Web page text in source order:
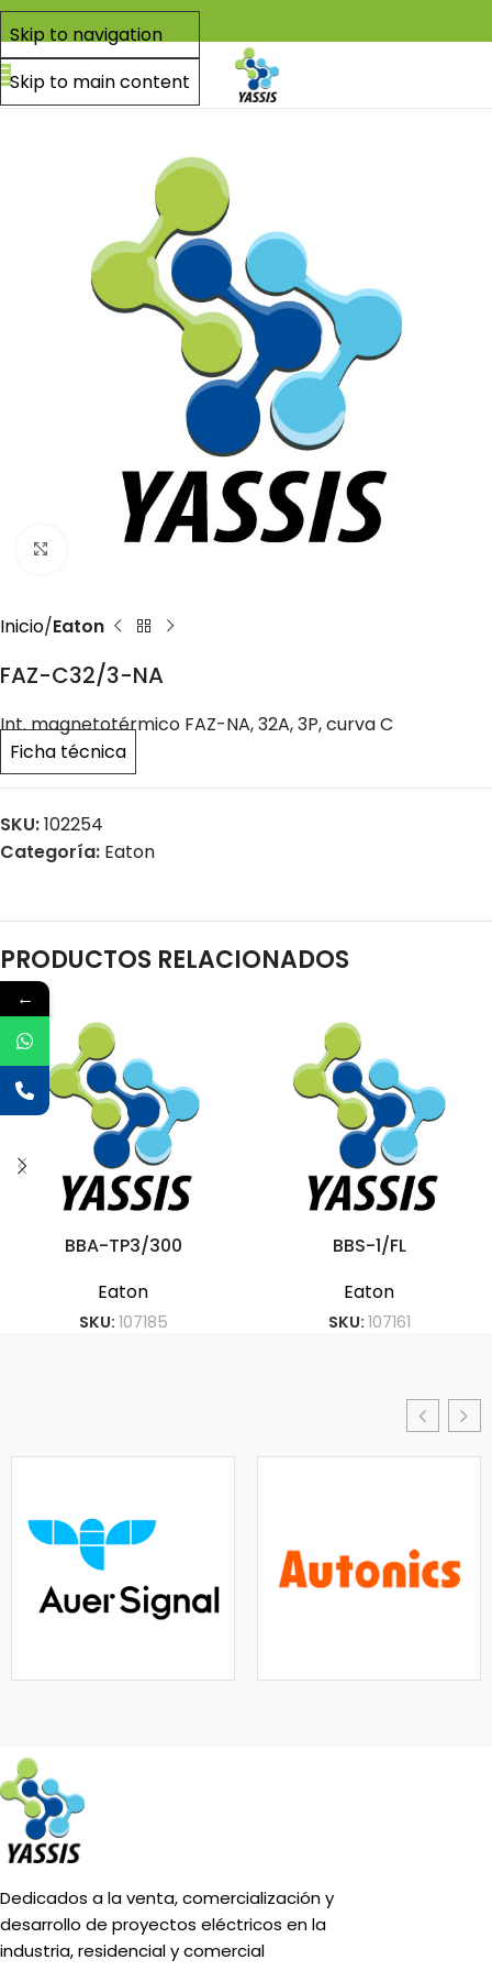
Skip to navigation
Skip to main content
Click to enlarge
Inicio Eaton
FAZ-C32/3-NA
Int. magnetotérmico FAZ-NA, 32A, 3P, curva C
Ficha técnica
SKU:102254
Categoría: Eaton
PRODUCTOS RELACIONADOS
BBA-TP3/300
Eaton
SKU: 107185
BBS-1/FL
Eaton
SKU: 107161
Dedicados a la venta, comercialización y
desarrollo de proyectos eléctricos en la
industria, residencial y comercial
←